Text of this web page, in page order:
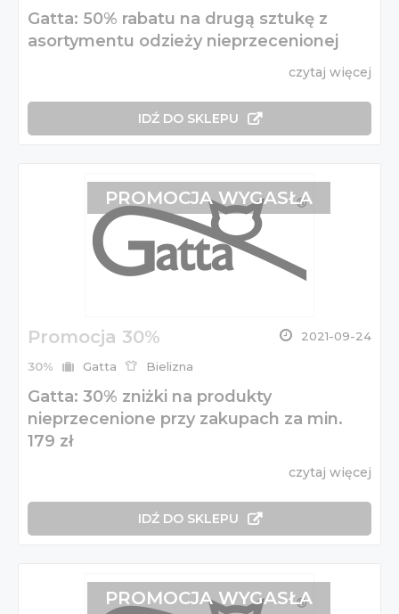
Gatta: 50% rabatu na drugą sztukę z
asortymentu odzieży nieprzecenionej
czytaj więcej
IDŹ DO SKLEPU
Promocja 30% 2021-09-24
30% Gatta Bielizna
Gatta: 30% zniżki na produkty
nieprzecenione przy zakupach za min.
179 zł
czytaj więcej
IDŹ DO SKLEPU
PROMOCJA WYGASŁA
PROMOCJA WYGASŁA